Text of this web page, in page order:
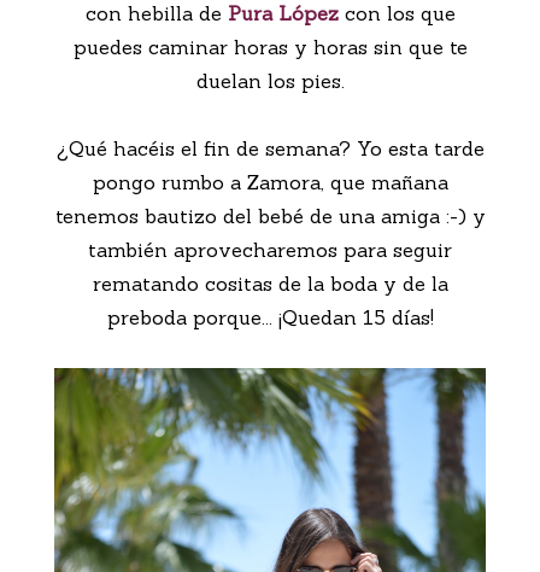
con hebilla de Pura Lópezcon los que
puedes caminar horas y horas sin que te
duelan los pies.
¿Qué hacéis el fin de semana? Yo esta tarde
pongo rumbo a Zamora, que mañana
tenemos bautizo del bebé de una amiga :-) y
también aprovecharemos para seguir
rematando cositas de la boda y de la
preboda porque... ¡Quedan 15 días!